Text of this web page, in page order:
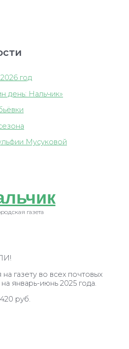
год
день: Нальчик»
Мусуковой
газета
газету во всех почтовых
январь-июнь 2025 года.
руб.